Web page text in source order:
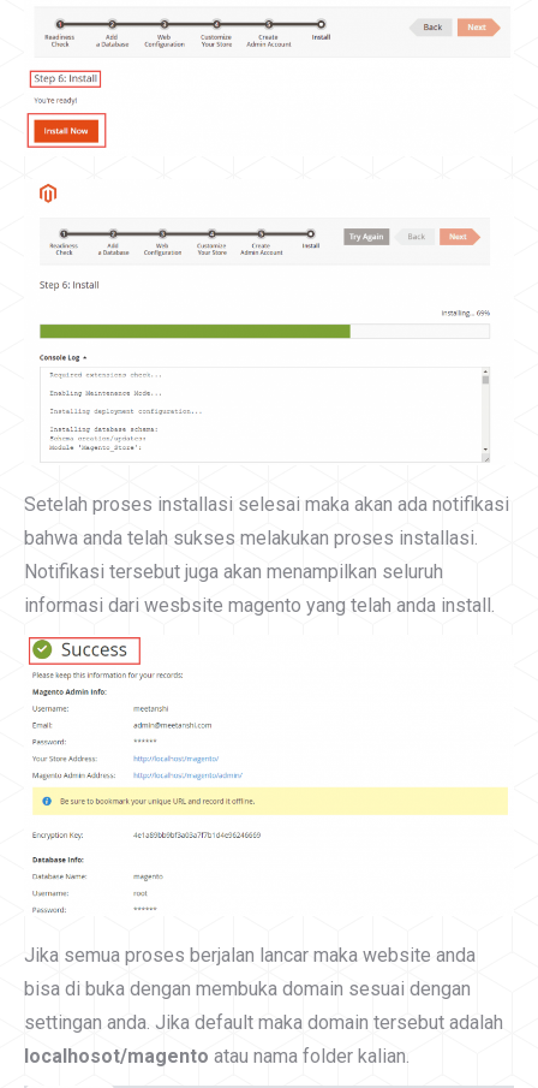
Setelah proses installasi selesai maka akan ada notifikasi
bahwa anda telah sukses melakukan proses installasi.
Notifikasi tersebut juga akan menampilkan seluruh
informasi dari wesbsite magento yang telah anda install.
Jika semua proses berjalan lancar maka website anda
bisa di buka dengan membuka domain sesuai dengan
settingan anda. Jika default maka domain tersebut adalah
localhosot/magento atau nama folder kalian.